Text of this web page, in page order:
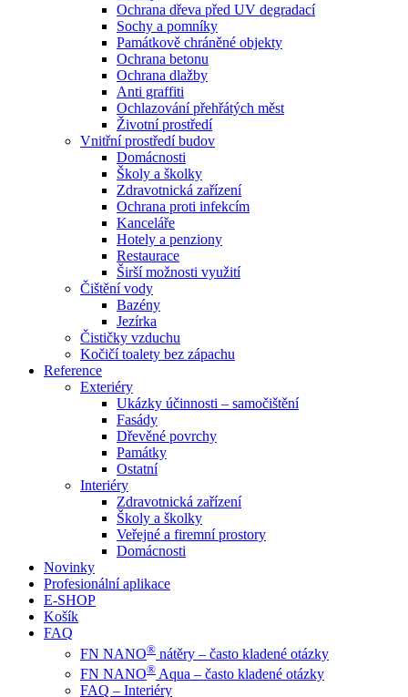
Ochrana dřeva před UV degradací
Sochy a pomníky
Památkově chráněné objekty
Ochrana betonu
Ochrana dlažby
Anti graffiti
Ochlazování přehřátých měst
Životní prostředí
Vnitřní prostředí budov
Domácnosti
Školy a školky
Zdravotnická zařízení
Ochrana proti infekcím
Kanceláře
Hotely a penziony
Restaurace
Širší možnosti využití
Čištění vody
Bazény
Jezírka
Čističky vzduchu
Kočičí toalety bez zápachu
Reference
Exteriéry
Ukázky účinnosti – samočištění
Fasády
Dřevěné povrchy
Památky
Ostatní
Interiéry
Zdravotnická zařízení
Školy a školky
Veřejné a firemní prostory
Domácnosti
Novinky
Profesionální aplikace
E-SHOP
Košík
FAQ
FN NANO® nátěry – často kladené otázky
FN NANO® Aqua – často kladené otázky
FAQ – Interiéry